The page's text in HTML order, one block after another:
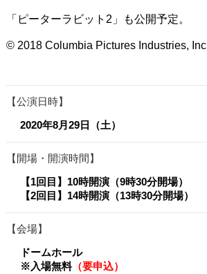
「ピーターラビット2」も公開予定。
© 2018 Columbia Pictures Industries, Inc
公演日時
2020年8月29日（土）
開場・開演時間
【1回目】10時開演（9時30分開場）
【2回目】14時開演（13時30分開場）
会場
ドームホール
※入場無料（要申込）